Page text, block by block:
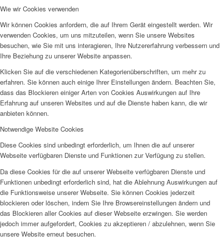
Wie wir Cookies verwenden
Wir können Cookies anfordern, die auf Ihrem Gerät eingestellt werden. Wir
verwenden Cookies, um uns mitzuteilen, wenn Sie unsere Websites
besuchen, wie Sie mit uns interagieren, Ihre Nutzererfahrung verbessern und
Ihre Beziehung zu unserer Website anpassen.
Klicken Sie auf die verschiedenen Kategorienüberschriften, um mehr zu
erfahren. Sie können auch einige Ihrer Einstellungen ändern. Beachten Sie,
dass das Blockieren einiger Arten von Cookies Auswirkungen auf Ihre
Erfahrung auf unseren Websites und auf die Dienste haben kann, die wir
anbieten können.
Notwendige Website Cookies
Diese Cookies sind unbedingt erforderlich, um Ihnen die auf unserer
Webseite verfügbaren Dienste und Funktionen zur Verfügung zu stellen.
Da diese Cookies für die auf unserer Webseite verfügbaren Dienste und
Funktionen unbedingt erforderlich sind, hat die Ablehnung Auswirkungen auf
die Funktionsweise unserer Webseite. Sie können Cookies jederzeit
blockieren oder löschen, indem Sie Ihre Browsereinstellungen ändern und
das Blockieren aller Cookies auf dieser Webseite erzwingen. Sie werden
jedoch immer aufgefordert, Cookies zu akzeptieren / abzulehnen, wenn Sie
unsere Website erneut besuchen.